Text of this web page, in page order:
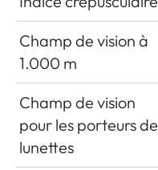
Champ de vision à
1.000 m
Champ de vision
pour les porteurs de
lunettes